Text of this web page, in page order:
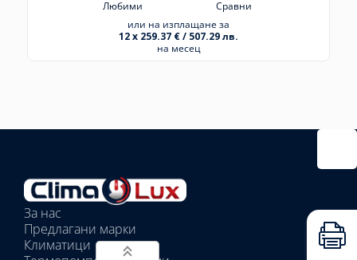
Любими
Сравни
или на изплащане за
12 x 259.37 € / 507.29 лв.
на месец
Избрани
вътрешни
тела:
Избрано
тяло:
За нас
Предлагани марки
Климатици